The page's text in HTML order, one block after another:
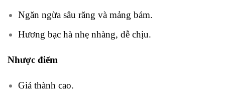
Ngăn ngừa sâu răng và mảng bám.
Hương bạc hà nhẹ nhàng, dễ chịu.
Nhược điểm
Giá thành cao.